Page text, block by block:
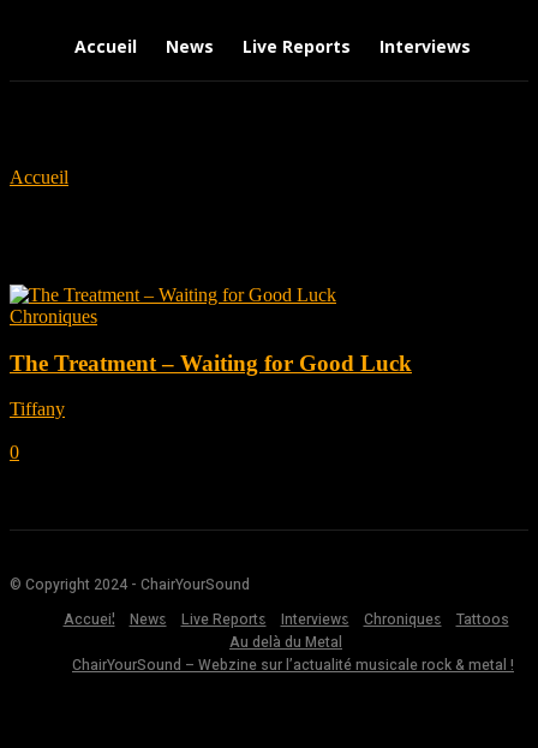
Accueil News Live Reports Interviews
Accueil
Chroniques
The Treatment – Waiting for Good Luck
Tiffany
0
© Copyright 2024 - ChairYourSound
Accueil
News Live Reports Interviews Chroniques
Tattoos
Au delà du Metal
ChairYourSound – Webzine sur l’actualité musicale rock & metal !